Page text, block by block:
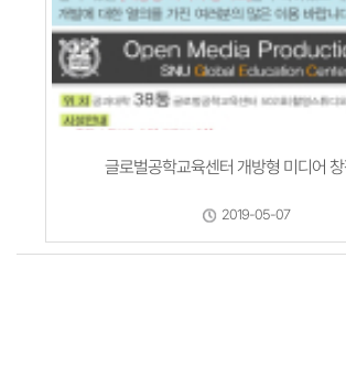
글로벌공학교육센터 개방형 미디어
2019-05-07